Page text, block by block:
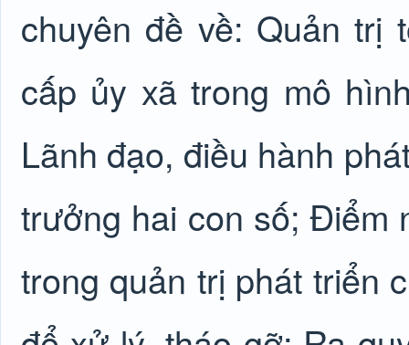
chuyên đề về: Quản trị
cấp ủy xã trong mô
Lãnh đạo, điều hành
trưởng hai con số; Điểm
trong quản trị phát triển